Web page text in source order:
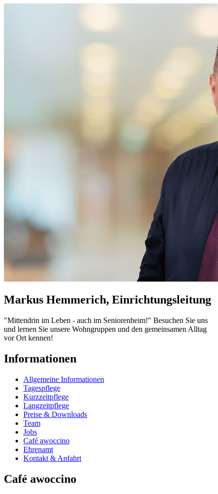
Markus Hemmerich, Einrichtungsleitung
"Mittendrin im Leben - auch im Seniorenheim!" Besuchen Sie uns
und lernen Sie unsere Wohngruppen und den gemeinsamen Alltag
vor Ort kennen!
Informationen
Allgemeine Informationen
Tagespflege
Kurzzeitpflege
Langzeitpflege
Preise & Downloads
Team
Jobs
Café awoccino
Ehrenamt
Kontakt & Anfahrt
Café awoccino